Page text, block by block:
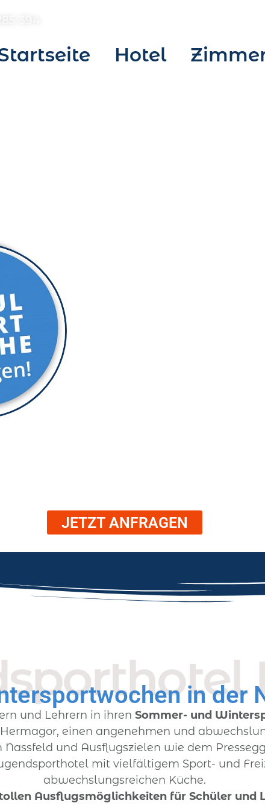
Hotel
JETZT ANFRAGEN
in der
und Lehrern in ihren Sommer- und
einen angenehmen und
und Ausflugszielen wie dem
mit vielfältigem Sport- und
abwechslungsreichen Küche.
tollen Ausflugsmöglichkeiten für Schüler und